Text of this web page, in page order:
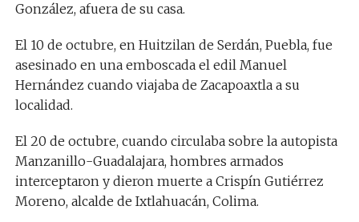
González, afuera de su casa.
El 10 de octubre, en Huitzilan de Serdán, Puebla, fue
asesinado en una emboscada el edil Manuel
Hernández cuando viajaba de Zacapoaxtla a su
localidad.
El 20 de octubre, cuando circulaba sobre la autopista
Manzanillo-Guadalajara, hombres armados
interceptaron y dieron muerte a Crispín Gutiérrez
Moreno, alcalde de Ixtlahuacán, Colima.